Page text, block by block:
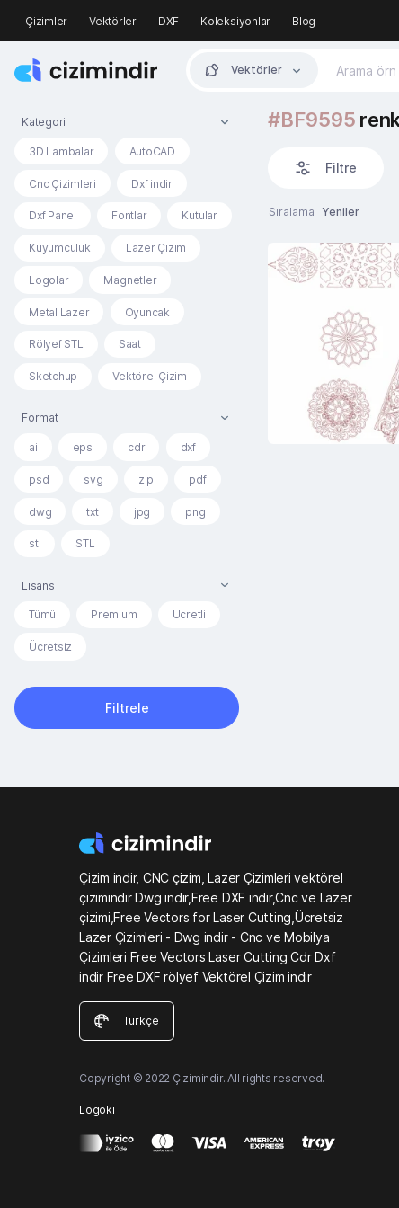
Çizimler Vektörler DXF Koleksiyonlar Blog
Vektörler
Kategori
3D Lambalar AutoCAD
Cnc Çizimleri Dxf indir
Dxf Panel Fontlar Kutular
Kuyumculuk Lazer Çizim
Logolar Magnetler
Metal Lazer Oyuncak
Rölyef STL Saat
Sketchup Vektörel Çizim
Format
ai eps cdr dxf
psd svg zip pdf
dwg txt jpg png
stl STL
Lisans
Tümü Premium Ücretli
Ücretsiz
Filtrele
#BF9595
Filtre
Sıralama Yeniler
Çizim indir, CNC çizim, Lazer Çizimleri vektörel
çizimindir Dwg indir,Free DXF indir,Cnc ve Lazer
çizimi,Free Vectors for Laser Cutting,Ücretsiz
Lazer Çizimleri - Dwg indir - Cnc ve Mobilya
Çizimleri Free Vectors Laser Cutting Cdr Dxf
indir Free DXF rölyef Vektörel Çizim indir
Türkçe
Copyright © 2022 Çizimindir. All rights reserved.
Logoki